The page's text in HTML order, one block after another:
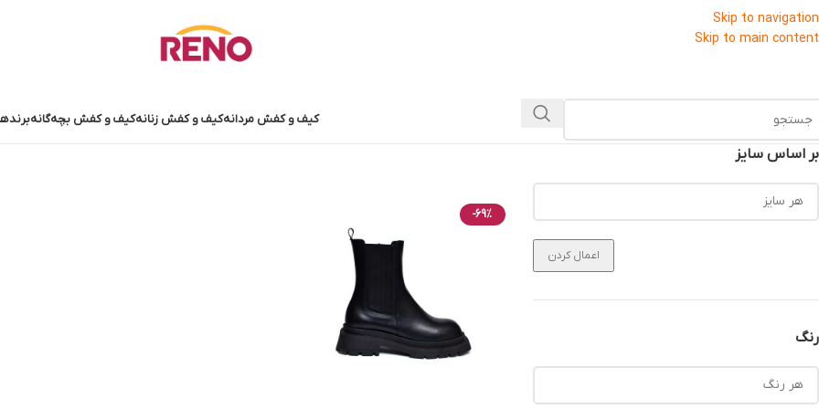
Skip to navigation
Skip to main content
کیف و کفش مردانهکیف و کفش زنانهکیف و کفش بچه‌گانه
بر اساس سایز
اعمال کردن
رنگ
-69%